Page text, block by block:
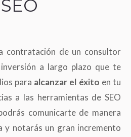
contratación de un consultor
inversión a largo plazo que te
para alcanzar el éxito en tu
a las herramientas de SEO
comunicarte de manera
y notarás un gran incremento